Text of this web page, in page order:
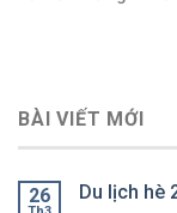
BÀI VIẾT MỚI
26 Du lịch hè